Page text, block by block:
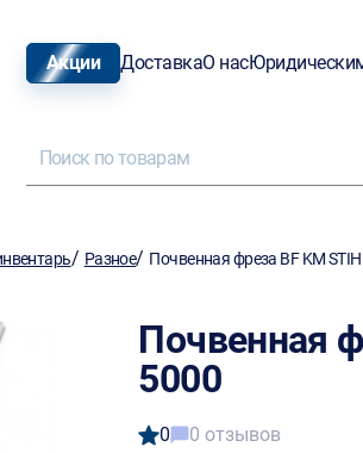
Акции ДоставкаО нас
/ Разное/ Почвенная фреза BF KM
Почвенная
5000
0 0 отзывов